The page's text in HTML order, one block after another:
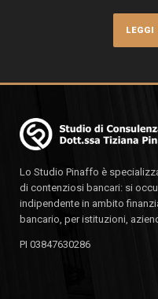
Lo Studio Pinaffo è
di contenziosi bancari: si
indipendente in ambito
bancario, per istituzioni,
PI 03847630286